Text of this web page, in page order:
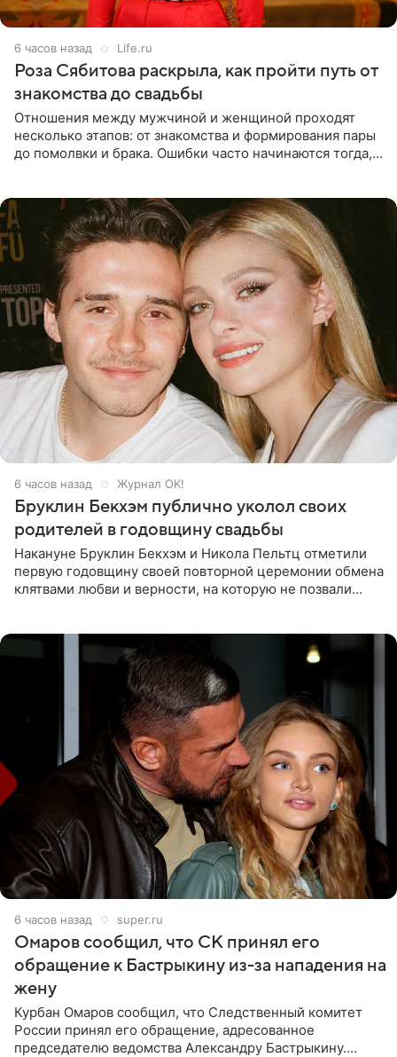
6 часов назад Life.ru
Роза Сябитова раскрыла, как пройти путь от
знакомства до свадьбы
Отношения между мужчиной и женщиной проходят
несколько этапов: от знакомства и формирования пары
до помолвки и брака. Ошибки часто начинаются тогда,
6 часов назад Журнал OK!
Бруклин Бекхэм публично уколол своих
родителей в годовщину свадьбы
Накануне Бруклин Бекхэм и Никола Пельтц отметили
первую годовщину своей повторной церемонии обмена
клятвами любви и верности, на которую не позвали
6 часов назад super.ru
Омаров сообщил, что СК принял его
обращение к Бастрыкину из-за нападения на
жену
Курбан Омаров сообщил, что Следственный комитет
России принял его обращение, адресованное
председателю ведомства Александру Бастрыкину.